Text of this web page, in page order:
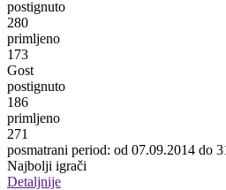
postignuto
280
primljeno
173
Gost
postignuto
186
primljeno
271
posmatrani period: od 07.09.2014 do
Najbolji igrači
Detaljnije